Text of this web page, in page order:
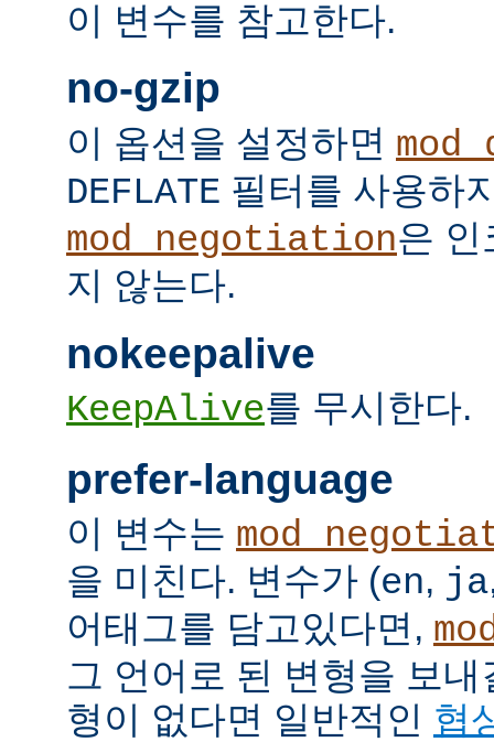
이 변수를 참고한다.
no-gzip
이 옵션을 설정하면
DEFLATE 필터를 사용하
mod_negotiation은 인
지 않는다.
nokeepalive
KeepAlive를 무시한다.
prefer-language
이 변수는
을 미친다. 변수가 (en, ja
어태그를 담고있다면,
그 언어로 된 변형을 보
형이 없다면 일반적인 협